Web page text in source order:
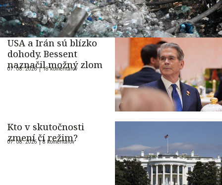
USA a Irán sú blízko
dohody. Bessent
naznačil možný zlom
07. 08. 2026 |18 komentárov
Kto v skutočnosti
zmení čí režim?
07. 08. 2026 |8 komentárov